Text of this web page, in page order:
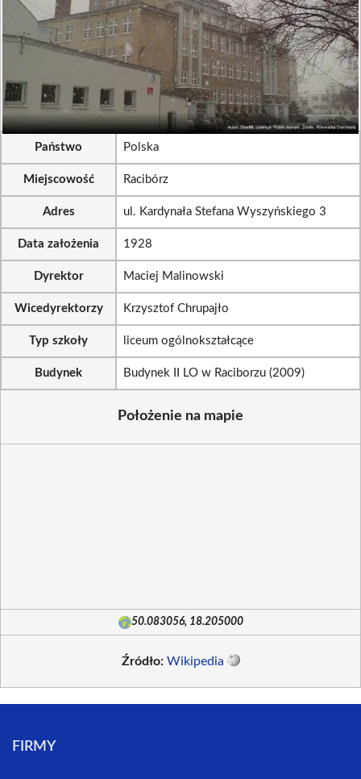
Państwo Polska
Miejscowość Racibórz
Adres ul. Kardynała Stefana Wyszyńskiego 3
Data założenia 1928
Dyrektor Maciej Malinowski
Wicedyrektorzy Krzysztof Chrupajło
Typ szkoły liceum ogólnokształcące
Budynek Budynek II LO w Raciborzu (2009)
Położenie na mapie
50.083056, 18.205000
Źródło: Wikipedia
FIRMY